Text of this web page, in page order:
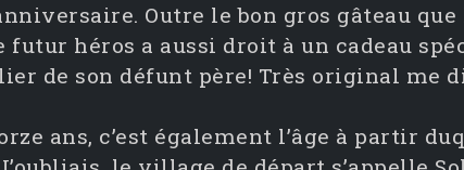
Outre le bon gros gâteau
futur héros a aussi droit à un cadeau
de son défunt père! Très original me
ans, c’est également l’âge à partir